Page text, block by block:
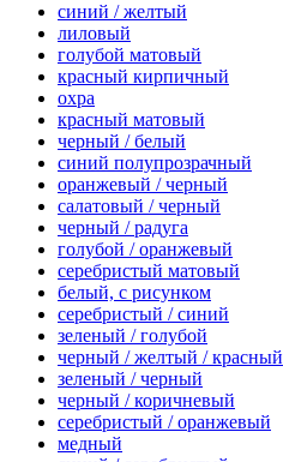
синий / желтый
лиловый
голубой матовый
красный кирпичный
охра
красный матовый
черный / белый
синий полупрозрачный
оранжевый / черный
салатовый / черный
черный / радуга
голубой / оранжевый
серебристый матовый
белый, с рисунком
серебристый / синий
зеленый / голубой
черный / желтый / красный
зеленый / черный
черный / коричневый
серебристый / оранжевый
медный